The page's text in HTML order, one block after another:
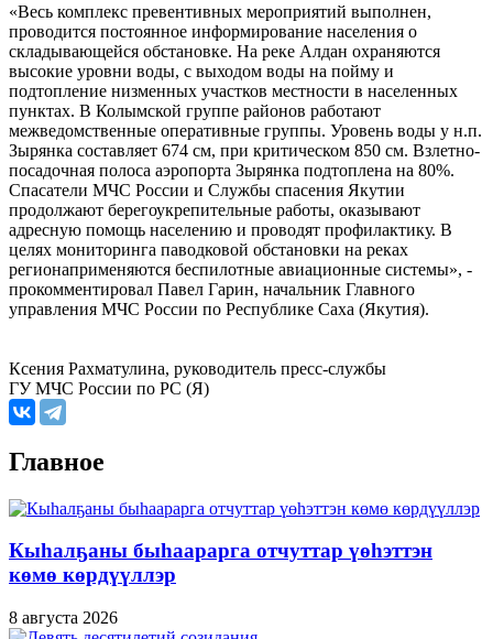
«Весь комплекс превентивных мероприятий выполнен,
проводится постоянное информирование населения о
складывающейся обстановке. На реке Алдан охраняются
высокие уровни воды, с выходом воды на пойму и
подтопление низменных участков местности в населенных
пунктах. В Колымской группе районов работают
межведомственные оперативные группы. Уровень воды у н.п.
Зырянка составляет 674 см, при критическом 850 см. Взлетно-
посадочная полоса аэропорта Зырянка подтоплена на 80%.
Спасатели МЧС России и Службы спасения Якутии
продолжают берегоукрепительные работы, оказывают
адресную помощь населению и проводят профилактику. В
целях мониторинга паводковой обстановки на реках
регионаприменяются беспилотные авиационные системы», -
прокомментировал Павел Гарин, начальник Главного
управления МЧС России по Республике Саха (Якутия).
Ксения Рахматулина, руководитель пресс-службы
ГУ МЧС России по РС (Я)
Главное
Кыһалҕаны быһаарарга отчуттар үөһэттэн
көмө көрдүүллэр
8 августа 2026